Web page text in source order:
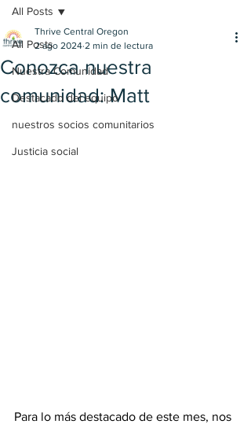
All Posts
Nuestra Comunidad
Destacado del equipo
nuestros socios comunitarios
Justicia social
All Posts
Conozca nuestra
comunidad: Matt
Thrive Central Oregon
2 ago 2024 2 min de lectura
Para lo más destacado de este mes, nos